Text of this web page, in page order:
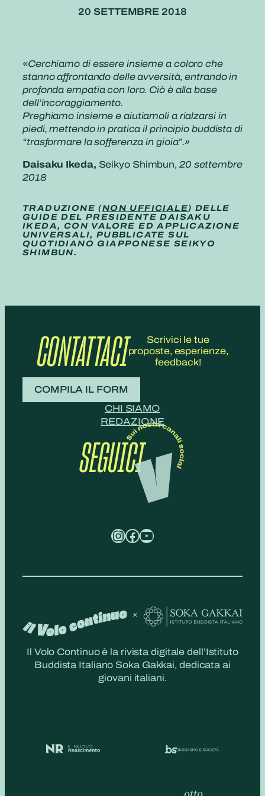
20 SETTEMBRE 2018
«Cerchiamo di essere insieme a coloro che
stanno affrontando delle avversità, entrando in
profonda empatia con loro. Ciò è alla base
dell’incoraggiamento.
Preghiamo insieme e aiutiamoli a rialzarsi in
piedi, mettendo in pratica il principio buddista di
“trasformare la sofferenza in gioia”.»
Daisaku Ikeda, Seikyo Shimbun, 20 settembre
2018
TRADUZIONE (NON UFFICIALE) DELLE
GUIDE DEL PRESIDENTE DAISAKU
IKEDA, CON VALORE ED APPLICAZIONE
UNIVERSALI, PUBBLICATE SUL
QUOTIDIANO GIAPPONESE SEIKYO
SHIMBUN.
CONTATTACI
Scrivici le tue
proposte, esperienze,
feedback!
COMPILA IL FORM
CHI SIAMO
REDAZIONE
SEGUICI
InstagramFacebook YouTube
Il Volo Continuo è la rivista digitale dell’Istituto
Buddista Italiano Soka Gakkai, dedicata ai
giovani italiani.